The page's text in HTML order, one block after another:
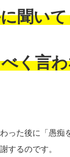
聞い
く言
った後に「愚痴
するのです。